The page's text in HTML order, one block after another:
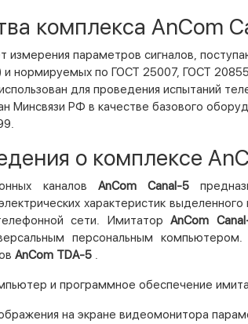
комплекса AnCom
измерения параметров сигналов,
и нормируемых по ГОСТ 25007, ГОСТ
для проведения испытаний
Минсвязи РФ в качестве базового
о комплексе
каналов AnCom Canal-5
характеристик
сети. ИмитаторAnCom
персональным
AnCom TDA-5 .
и программное обеспечение
на экране видеомонитора